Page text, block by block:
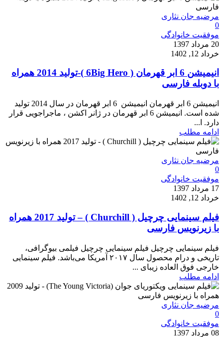
مرضیه جان نثاری
0
موفقیت خانوادگی
20 مرداد 1397
خرداد 12, 1402
انیمیشن 6 ابر قهرمان ( 6Big Hero )-تولید 2014 همراه
با دوبله فارسی
انیمیشن 6 ابر قهرمان انیمیشن 6 ابر قهرمان در سال 2014 تولید
شده است. انیمیشن 6 ابر قهرمان در ژانر اکشن ، ماجراجویی قرار
دارد. ا...
ادامه مطلب
مرضیه جان نثاری
0
موفقیت خانوادگی
17 مرداد 1397
خرداد 12, 1402
فیلم سینمایی چرچیل ( Churchill ) – تولید 2017 همراه
با زیرنویس فارسی
فیلم سینمایی چرچیل فیلم سینمایی چرچیل فیلمی بیوگرافی،
تاریخی و درام محصول سال ۲۰۱۷ آمریکا می‌باشد. فیلم سینمایی
خارجی فوق العاده زیبای ...
ادامه مطلب
مرضیه جان نثاری
0
موفقیت خانوادگی
08 مرداد 1397